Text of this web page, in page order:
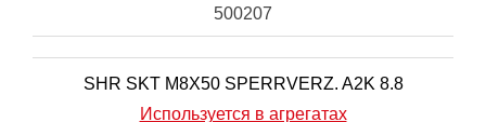
500207
SHR SKT M8X50 SPERRVERZ. A2K 8.8
Используется в агрегатах